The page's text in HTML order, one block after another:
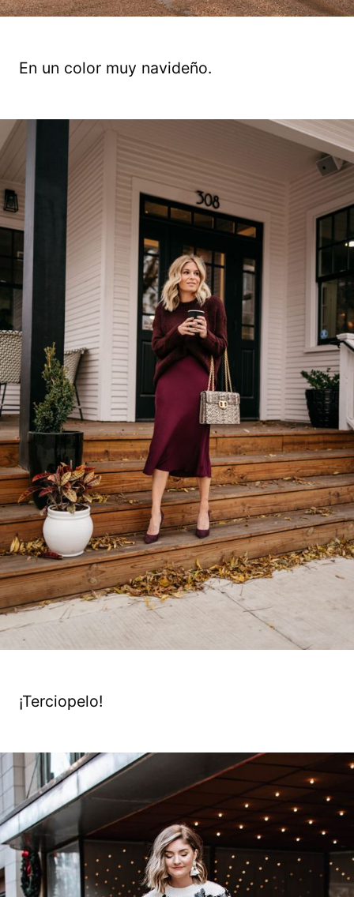
En un color muy navideño.
¡Terciopelo!